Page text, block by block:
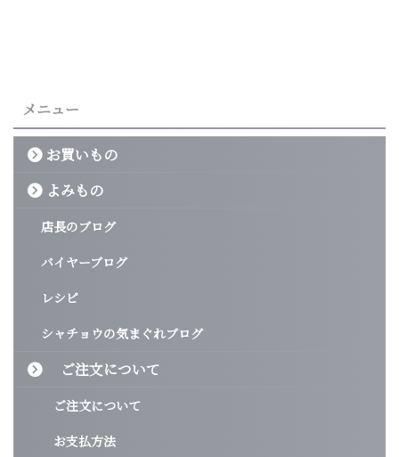
メニュー
お買いもの
よみもの
店長のブログ
バイヤーブログ
レシピ
シャチョウの気まぐれブログ
ご注文について
ご注文について
お支払方法